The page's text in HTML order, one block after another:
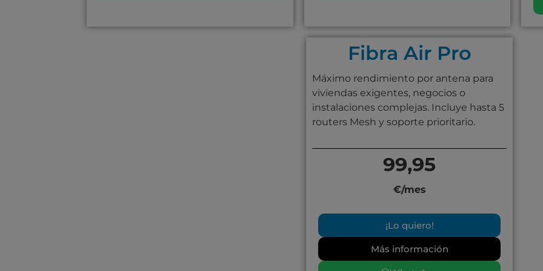
Fibra Air Pro
Máximo rendimiento por antena para
viviendas exigentes, negocios o
instalaciones complejas. Incluye hasta 5
routers Mesh y soporte prioritario.
99,95
€/mes
¡Lo quiero!
Más información